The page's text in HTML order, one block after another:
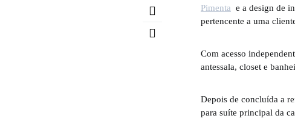
Pimenta e a design de
pertencente a uma
Com acesso
antessala, closet e
Depois de concluída a
para suíte principal da